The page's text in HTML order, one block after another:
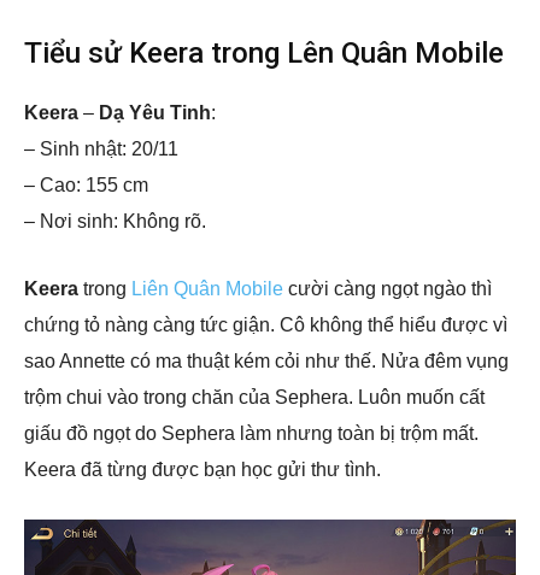
Tiểu sử Keera trong Lên Quân Mobile
Keera – Dạ Yêu Tinh:
– Sinh nhật: 20/11
– Cao: 155 cm
– Nơi sinh: Không rõ.
Keera trong Liên Quân Mobile cười càng ngọt ngào thì
chứng tỏ nàng càng tức giận. Cô không thể hiểu được vì
sao Annette có ma thuật kém cỏi như thế. Nửa đêm vụng
trộm chui vào trong chăn của Sephera. Luôn muốn cất
giấu đồ ngọt do Sephera làm nhưng toàn bị trộm mất.
Keera đã từng được bạn học gửi thư tình.